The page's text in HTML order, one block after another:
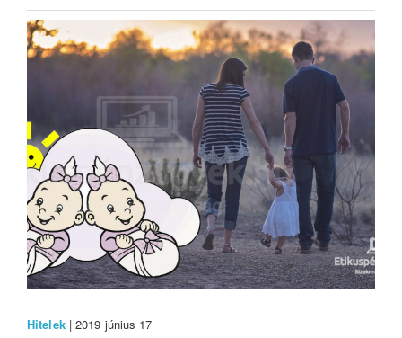
Hitelek| 2019 június 17